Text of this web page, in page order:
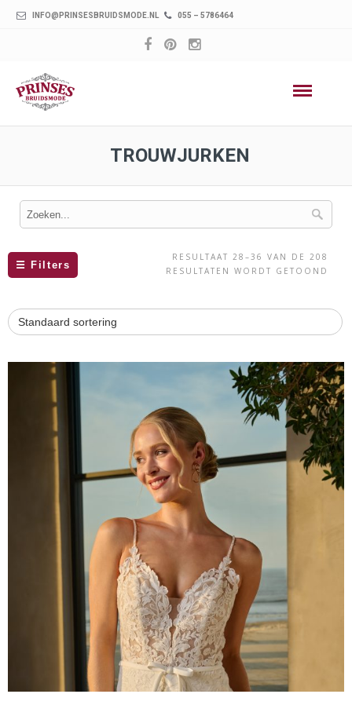
INFO@PRINSESBRUIDSMODE.NL 055 – 5786464
TROUWJURKEN
☰ Filters
RESULTAAT 28–36 VAN DE 208
RESULTATEN WORDT GETOOND